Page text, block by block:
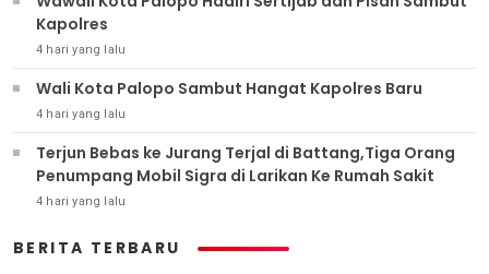
Kapolres
4 hari yang lalu
Wali Kota Palopo Sambut Hangat Kapolres Baru
4 hari yang lalu
Terjun Bebas ke Jurang Terjal di Battang,Tiga Orang
Penumpang Mobil Sigra di Larikan Ke Rumah Sakit
4 hari yang lalu
BERITA TERBARU